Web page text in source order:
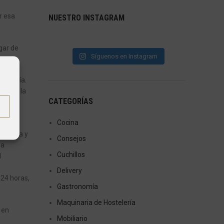
esa
de
de la
el
y
horas,
NUESTRO INSTAGRAM
Síguenos en Instagram
CATEGORÍAS
Cocina
Consejos
Cuchillos
Delivery
Gastronomía
Maquinaria de Hostelería
Mobiliario